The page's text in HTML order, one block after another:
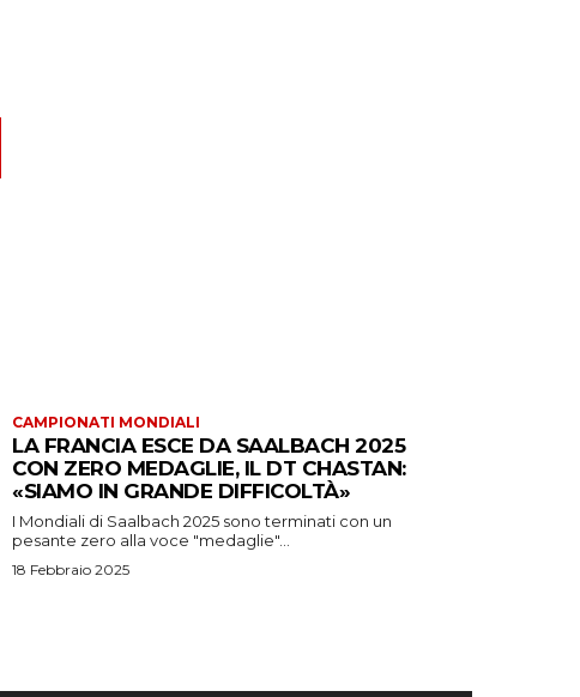
CAMPIONATI MONDIALI
LA FRANCIA ESCE DA SAALBACH 2025
CON ZERO MEDAGLIE, IL DT CHASTAN:
«SIAMO IN GRANDE DIFFICOLTÀ»
I Mondiali di Saalbach 2025 sono terminati con un
pesante zero alla voce "medaglie"...
18 Febbraio 2025